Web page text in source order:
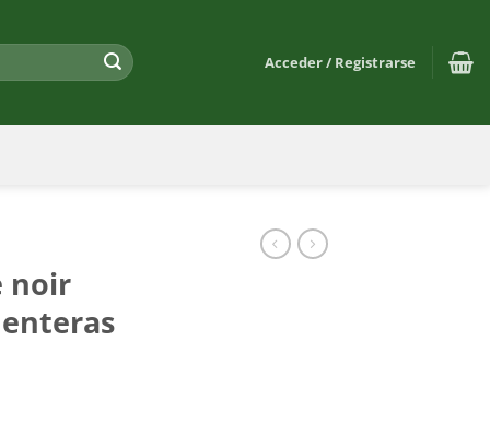
Acceder / Registrarse
noir